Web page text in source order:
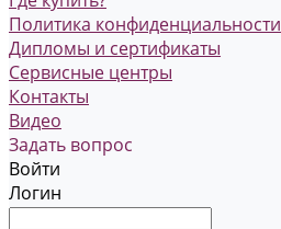
Политика конфиденциальности
Дипломы и сертификаты
Сервисные центры
Контакты
Видео
Задать вопрос
Войти
Логин